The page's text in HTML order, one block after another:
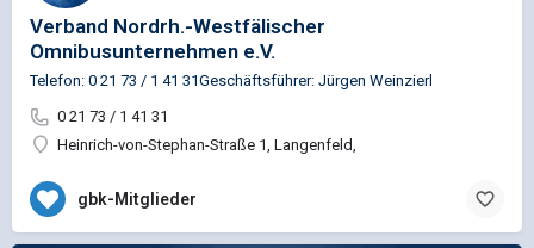
Verband Nordrh.-Westfälischer
Omnibusunternehmen e.V.
Telefon: 0 21 73 / 1 41 31Geschäftsführer: Jürgen Weinzierl
0 21 73 / 1 41 31
Heinrich-von-Stephan-Straße 1, Langenfeld,
gbk-Mitglieder